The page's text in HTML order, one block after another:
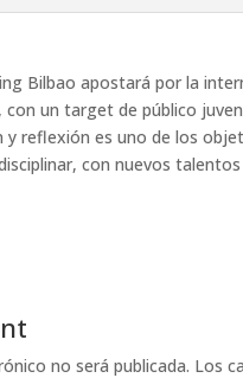
Bilbao apostará por la
un target de público
y reflexión es uno de los
con nuevos
no será publicada. Los